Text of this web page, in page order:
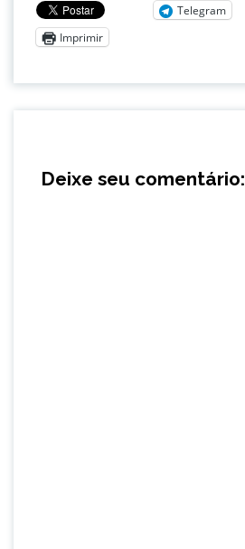
Telegram
Imprimir
Deixe seu comentário: